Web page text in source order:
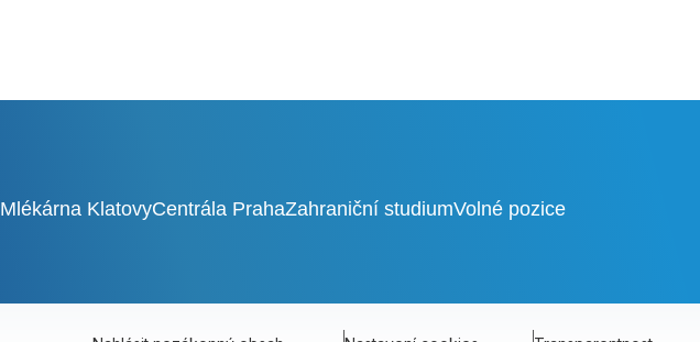
Mlékárna KlatovyCentrála PrahaZahraniční studiumVolné pozice